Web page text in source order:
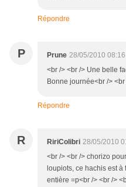
Répondre
P Prune 28/05/2010 08:16
<br /> <br /> Une belle
Bonne journée<br />
Répondre
R RiriColibri 28/05/2010
<br /> <br /> chorizo
loupiots, ce hachis est
entière =p<br /> <br />